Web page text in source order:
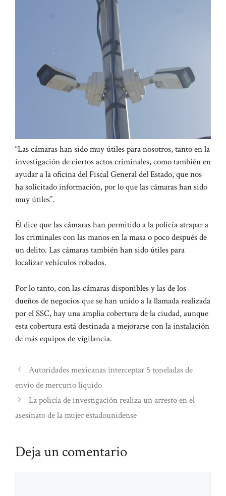
“Las cámaras han sido muy útiles para nosotros, tanto en la
investigación de ciertos actos criminales, como también en
ayudar a la oficina del Fiscal General del Estado, que nos
ha solicitado información, por lo que las cámaras han sido
muy útiles”.
Él dice que las cámaras han permitido a la policía atrapar a
los criminales con las manos en la masa o poco después de
un delito. Las cámaras también han sido útiles para
localizar vehículos robados.
Por lo tanto, con las cámaras disponibles y las de los
dueños de negocios que se han unido a la llamada realizada
por el SSC, hay una amplia cobertura de la ciudad, aunque
esta cobertura está destinada a mejorarse con la instalación
de más equipos de vigilancia.
Autoridades mexicanas interceptar 5 toneladas de
envío de mercurio líquido
La policía de investigación realiza un arresto en el
asesinato de la mujer estadounidense
Deja un comentario